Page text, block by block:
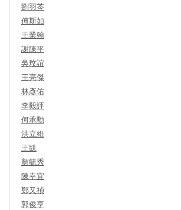
劉羽芩
傅斯如
王業翰
謝陳平
吳玟誼
王亮傑
林彥佑
李毅評
何承勳
洪立維
王凱
顏毓秀
陳幸宜
鄭又禎
郭俊亨